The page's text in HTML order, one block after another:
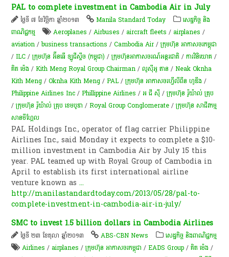
PAL to complete investment in Cambodia Air in July
ថ្ងៃទី ៧ ខែវិច្ឆិកា ឆ្នាំ២០១៣ Manila Standard Today
សេដ្ឋកិច្ច និង
ពាណិជ្ជកម្ម
Aeroplanes /Airbuses /aircraft fleets /airplanes /
aviation /business transactions /Cambodia Air/ក្រុមហ៊ុន អាកាសចរកម្ពុជា
/ILC /ក្រុមហ៊ុន អ៊ីនធើ ឡូជីស្ទីច (កម្ពុជា) /ក្រុមហ៊ុនអាកាសចរណ៍អន្តរជាតិ /ការវិនិយោគ /
គិត ម៉េង /Kith Meng Royal Group Chairman /លូស៊ីអូ តាន /Neak Oknha
Kith Meng /Oknha Kith Meng /PAL /ក្រុមហ៊ុន អាកាសចរហ្វីលីពីន ហូឌីង /
Philippine Airlines Inc /Phillippine Airlines /អ ជី ស៊ី /ក្រុមហ៊ុន រ៉ូយ៉ាល់ គ្រុប
/ក្រុមហ៊ុន រ៉ូយ៉ាល់ គ្រុប ខេមបូឌា /Royal Group Conglomerate /ក្រុមហ៊ុន សាជីវកម្ម
សានមីហ្គែល
PAL Holdings Inc., operator of flag carrier Philippine
Airlines Inc., said Monday it expects to complete a $10-
million investment in Cambodia Air by July 15 this
year. PAL teamed up with Royal Group of Cambodia in
April to establish its first international airline
venture known as...
http://manilastandardtoday.com/2013/05/28/pal-to-
complete-investment-in-cambodia-air-in-july/
SMC to invest 1.5 billion dollars in Cambodia Airlines
ថ្ងៃទី ២៣ ខែតុលា ឆ្នាំ២០១៣ ABS-CBN News
សេដ្ឋកិច្ច និងពាណិជ្ជកម្ម
Airlines /airplanes /ក្រុមហ៊ុន អាកាសចរកម្ពុជា /EADS Group /គិត ម៉េង /